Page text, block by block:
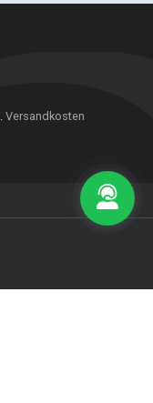
Versandkosten